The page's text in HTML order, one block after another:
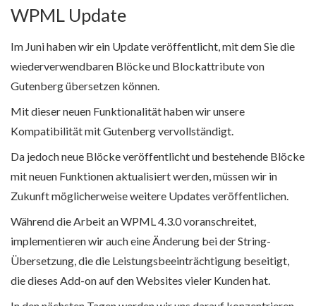
WPML Update
Im Juni haben wir ein Update veröffentlicht, mit dem Sie die
wiederverwendbaren Blöcke und Blockattribute von
Gutenberg übersetzen können.
Mit dieser neuen Funktionalität haben wir unsere
Kompatibilität mit Gutenberg vervollständigt.
Da jedoch neue Blöcke veröffentlicht und bestehende Blöcke
mit neuen Funktionen aktualisiert werden, müssen wir in
Zukunft möglicherweise weitere Updates veröffentlichen.
Während die Arbeit an WPML 4.3.0 voranschreitet,
implementieren wir auch eine Änderung bei der String-
Übersetzung, die die Leistungsbeeinträchtigung beseitigt,
die dieses Add-on auf den Websites vieler Kunden hat.